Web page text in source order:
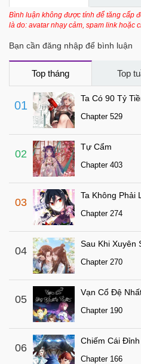
Chapter 38 8
Chapter 35 8
Chapter 34
Chapter 33
Chapter 32
Chapter 31
Chapter 30
Chapter 29
Chapter 28
Chapter 27 8
Chapter 26 8
Chapter 25
Chapter 24
Chapter 23
Chapter 22 8
Chapter 21
Bình luận không được tính để tăng cấp
là do: avatar nhạy cảm, spam link hoặc
Bạn cần đăng nhập để bình luận
Top tháng Top
01
Ta Có 90 Tỷ
Chapter 529
02
Tự Cẩm
Chapter 403
03
Ta Không Phải
Chapter 274
04
Chapter 270
05
Vạn Cổ Đệ
Chapter 190
06
Chiếm Cái
Chapter 166